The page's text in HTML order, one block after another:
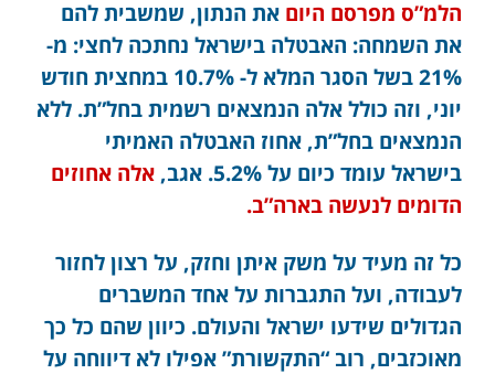
הלמ”ס מפרסם היום את הנתון, שמשבית להם
את השמחה: האבטלה בישראל נחתכה לחצי: מ-
21% בשל הסגר המלא ל- 10.7% במחצית חודש
יוני, וזה כולל אלה הנמצאים רשמית בחל”ת. ללא
הנמצאים בחל”ת, אחוז האבטלה האמיתי
בישראל עומד כיום על 5.2%. אגב,
אלה אחוזים
הדומים לנעשה בארה”ב.
כל זה מעיד על משק איתן וחזק, על רצון לחזור
לעבודה, ועל התגברות על אחד המשברים
הגדולים שידעו ישראל והעולם. כיוון שהם כל כך
מאוכזבים, רוב “התקשורת” אפילו לא דיווחה על